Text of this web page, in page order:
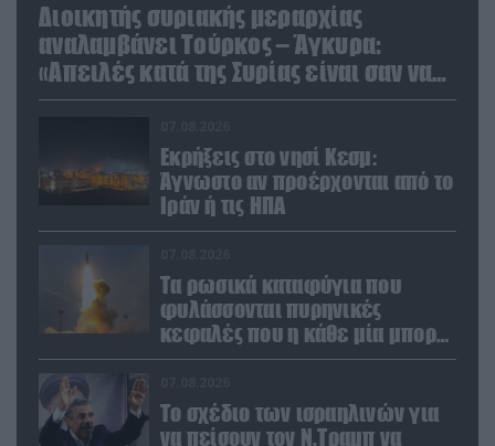
Διοικητής συριακής μεραρχίας
αναλαμβάνει Τούρκος – Άγκυρα:
«Απειλές κατά της Συρίας είναι σαν να
απειλούν εμάς»
Εκρήξεις στο νησί Κεσμ:
Άγνωστο αν προέρχονται από το
Ιράν ή τις ΗΠΑ
Τα ρωσικά καταφύγια που
φυλάσσονται πυρηνικές
κεφαλές που η κάθε μία μπορεί
να καταστρέψει «μία
Το σχέδιο των ισραηλινών για
να πείσουν τον Ν.Τραμπ να